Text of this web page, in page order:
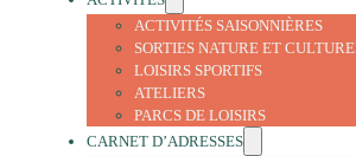
ACTIVITÉS SAISONNIÈRES
SORTIES NATURE ET
LOISIRS SPORTIFS
ATELIERS
PARCS DE LOISIRS
CARNET D’ADRESSES